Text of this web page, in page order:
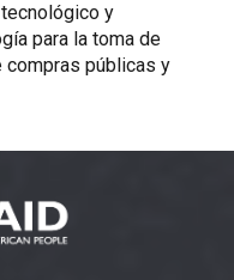
y
para la toma de
públicas y